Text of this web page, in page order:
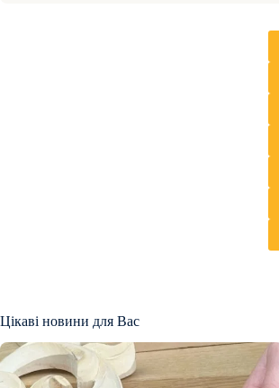
Цікаві новини для Вас